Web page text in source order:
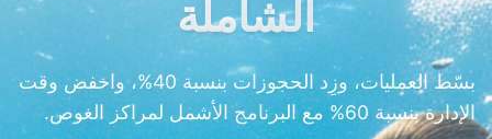
الشاملة
بسّط العمليات، وزِد الحجوزات بنسبة 40%، واخفض وقت
الإدارة بنسبة 60% مع البرنامج الأشمل لمراكز الغوص.